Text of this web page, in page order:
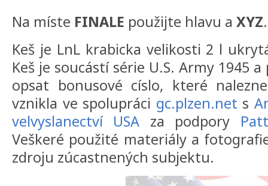
Na míste FINALE použijte hlavu a XYZ.
Keš je LnL krabicka velikosti 2 l
Keš je soucástí série U.S. Army 1945
opsat bonusové císlo, které
vznikla ve spolupráci gc.plzen.net s
velvyslanectví USA za podpory
Veškeré použité materiály a
zdroju zúcastnených subjektu.